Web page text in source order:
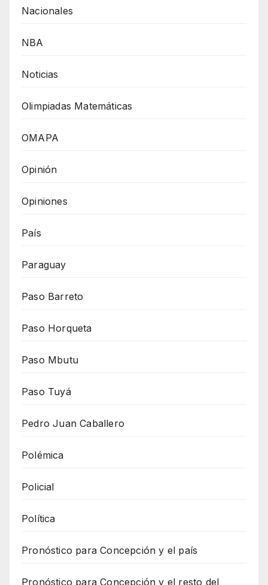
Nacionales
NBA
Noticias
Olimpiadas Matemáticas
OMAPA
Opinión
Opiniones
País
Paraguay
Paso Barreto
Paso Horqueta
Paso Mbutu
Paso Tuyá
Pedro Juan Caballero
Polémica
Policial
Política
Pronóstico para Concepción y el país
Pronóstico para Concepción y el resto del